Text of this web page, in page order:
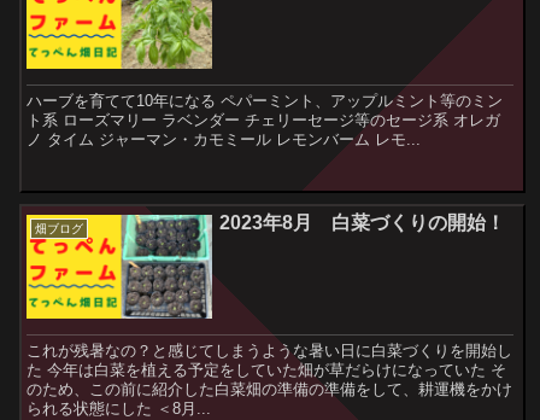
ハーブを育てて10年になる ペパーミント、アップルミント等のミン
ト系 ローズマリー ラベンダー チェリーセージ等のセージ系 オレガ
ノ タイム ジャーマン・カモミール レモンバーム レモ...
畑ブログ 2023年8月 白菜づくりの開始！
これが残暑なの？と感じてしまうような暑い日に白菜づくりを開始し
た 今年は白菜を植える予定をしていた畑が草だらけになっていた そ
のため、この前に紹介した白菜畑の準備の準備をして、耕運機をかけ
られる状態にした ＜8月...